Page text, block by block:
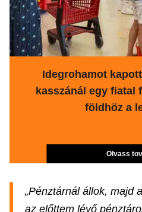
Idegrohamot
kasszánál egy fiatal
földhöz a
Olvass
„Pénztárnál állok, majd
az előttem lévő